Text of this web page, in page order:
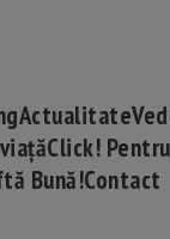
Actualitate
Click!
Bună!Contact